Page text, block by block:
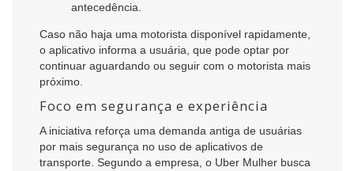
antecedência.
Caso não haja uma motorista disponível rapidamente,
o aplicativo informa a usuária, que pode optar por
continuar aguardando ou seguir com o motorista mais
próximo.
Foco em segurança e experiência
A iniciativa reforça uma demanda antiga de usuárias
por mais segurança no uso de aplicativos de
transporte. Segundo a empresa, o Uber Mulher busca